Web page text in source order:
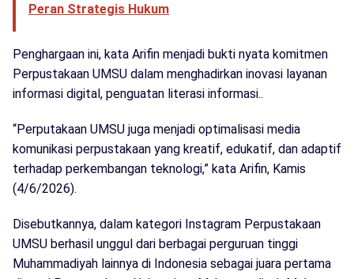
Peran Strategis Hukum
Penghargaan ini, kata Arifin menjadi bukti nyata komitmen
Perpustakaan UMSU dalam menghadirkan inovasi layanan
informasi digital, penguatan literasi informasi..
“Perputakaan UMSU juga menjadi optimalisasi media
komunikasi perpustakaan yang kreatif, edukatif, dan adaptif
terhadap perkembangan teknologi,” kata Arifin, Kamis
(4/6/2026).
Disebutkannya, dalam kategori Instagram Perpustakaan
UMSU berhasil unggul dari berbagai perguruan tinggi
Muhammadiyah lainnya di Indonesia sebagai juara pertama